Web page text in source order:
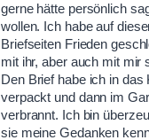
gerne hätte persönlich
wollen. Ich habe auf
Briefseiten Frieden
mit ihr, aber auch mit mir
Den Brief habe ich in das
verpackt und dann im
verbrannt. Ich bin
sie meine Gedanken